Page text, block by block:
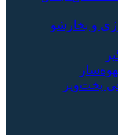
و بخارشو
پخت‌وپز